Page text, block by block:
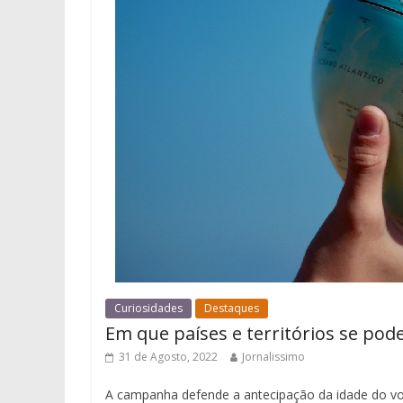
Curiosidades Destaques
Em que países e territórios se
31 de Agosto, 2022 Jornalissimo
A campanha defende a antecipação da idade do